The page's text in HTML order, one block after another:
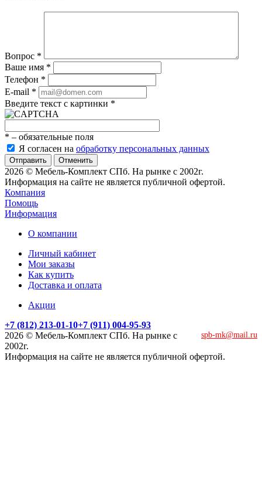
Вопрос *
Ваше имя *
Телефон *
E-mail *
Введите текст с картинки *
* – обязательные поля
Я согласен на обработку персональных данных
Отменить
2026 © Мебель-Комплект СПб. На рынке с 2002г.
Информация на сайте не является публичной офертой.
Компания
Помощь
Информация
О компании
Личный кабинет
Мои заказы
Как купить
Доставка и оплата
Акции
+7 (812) 213-01-10+7 (911) 004-95-93
spb-mk@mail.ru
2026 © Мебель-Комплект СПб. На рынке с
2002г.
Информация на сайте не является публичной офертой.